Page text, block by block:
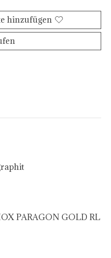
hinzufügen
PARAGON GOLD RL